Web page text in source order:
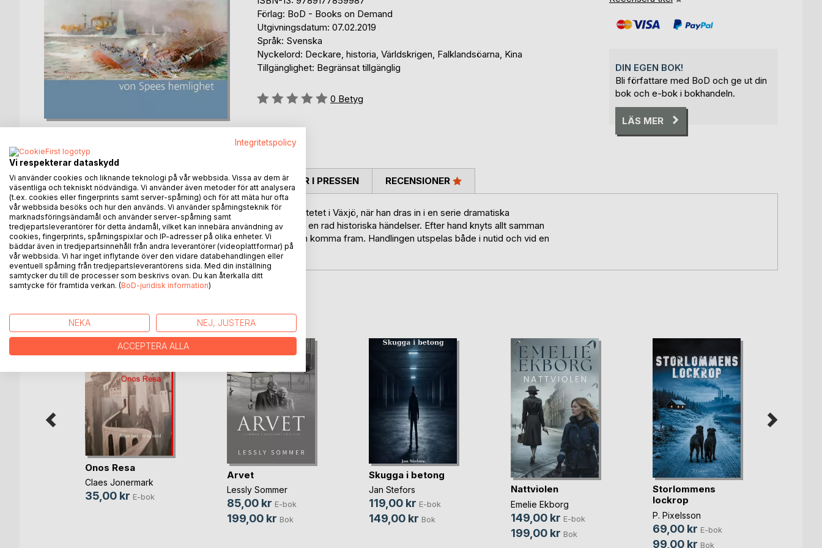
Förlag: BoD - Books on Demand
Utgivningsdatum: 07.02.2019
Språk: Svenska
Nyckelord: Deckare, historia, Världskrigen, Falklandsöarna, Kina
Tillgänglighet: Begränsat tillgänglig
Betyg::
0 Betyg
DIN EGEN BOK!
Bli författare med BoD och ge ut din
bok och e-bok i bokhandeln.
LÄS MER
BESKRIVNING
Erik von Bergius har just startat studierna på Linnè universitetet i Växjö, när han dras in i en serie dramatiska
händelser med koppling till hans egen familj och dess roll i en rad historiska händelser. Efter hand knyts allt samman
kring Falklandöarna / Malvinas och till sist måste sanningen komma fram. Handlingen utspelas både i nutid och vid en
rad historiska händelser, spridda över flera kontinenter.
FÖRFATTARE KOMMENTARER I PRESSEN RECENSIONER
ANDRA TITLAR HOSBoD
Onos Resa
Claes Jonermark
35,00 kr E-bok
Arvet
Lessly Sommer
85,00 kr E-bok
199,00 kr Bok
Skugga i betong
Jan Stefors
119,00 kr E-bok
149,00 kr Bok
Nattviolen
Emelie Ekborg
149,00 kr E-bok
199,00 kr Bok
Storlommens
lockrop
P. Pixelsson
69,00 kr E-bok
99,00 kr Bok
Integritetspolicy
Vi respekterar dataskydd
Vi använder cookies och liknande teknologi på vår webbsida. Vissa av dem är
väsentliga och tekniskt nödvändiga. Vi använder även metoder för att analysera
(t.ex. cookies eller fingerprints samt server-spårning) och för att mäta hur ofta
vår webbsida besöks och hur den används. Vi använder spårningsteknik för
marknadsföringsändamål och använder server-spårning samt
tredjepartsleverantörer för detta ändamål, vilket kan innebära användning av
cookies, fingerprints, spårningspixlar och IP-adresser på olika enheter. Vi
bäddar även in tredjepartsinnehåll från andra leverantörer (videoplattformar) på
vår webbsida. Vi har inget inflytande över den vidare databehandlingen eller
eventuell spårning från tredjepartsleverantörens sida. Med din inställning
samtycker du till de processer som beskrivs ovan. Du kan återkalla ditt
samtycke för framtida verkan. (BoD-juridisk information)
NEKA NEJ, JUSTERA
ACCEPTERA ALLA